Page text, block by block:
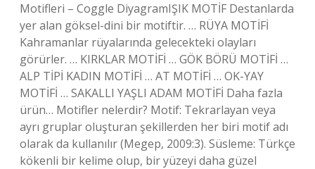
Motifleri – Coggle DiyagramIŞIK MOTİF Destanlarda
yer alan göksel-dini bir motiftir. … RÜYA MOTİFİ
Kahramanlar rüyalarında gelecekteki olayları
görürler. … KIRKLAR MOTİFİ … GÖK BÖRÜ MOTİFİ …
ALP TİPİ KADIN MOTİFİ … AT MOTİFİ … OK-YAY
MOTİFİ … SAKALLI YAŞLI ADAM MOTİFİ Daha fazla
ürün… Motifler nelerdir? Motif: Tekrarlayan veya
ayrı gruplar oluşturan şekillerden her biri motif adı
olarak da kullanılır (Megep, 2009:3). Süsleme: Türkçe
kökenli bir kelime olup, bir yüzeyi daha güzel